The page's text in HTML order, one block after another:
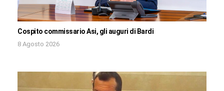
Cospito commissario Asi, gli auguri di Bardi
8 Agosto 2026